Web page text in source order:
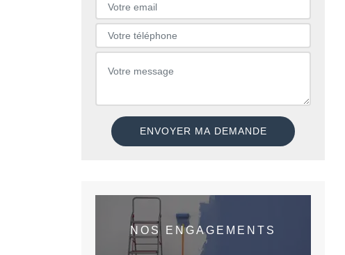
NOS ENGAGEMENTS